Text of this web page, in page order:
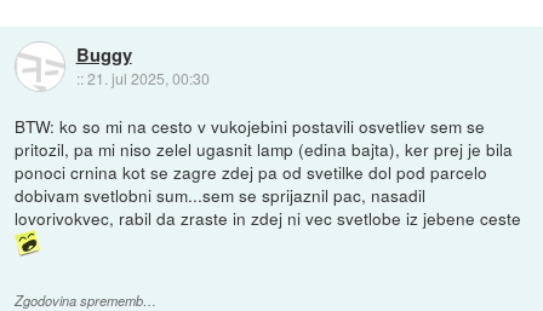
Buggy
::21. jul 2025, 00:30
BTW: ko so mi na cesto v vukojebini postavili osvetliev sem se
pritozil, pa mi niso zelel ugasnit lamp (edina bajta), ker prej je bila
ponoci crnina kot se zagre zdej pa od svetilke dol pod parcelo
dobivam svetlobni sum...sem se sprijaznil pac, nasadil
lovorivokvec, rabil da zraste in zdej ni vec svetlobe iz jebene ceste
Zgodovina sprememb…